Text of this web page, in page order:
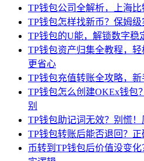
TP钱包公司全解析，上海
TP钱包怎样找新币？保姆
TP钱包的U能，解锁数字稳
TP钱包资产归集全教程，
更省心
TP钱包充值转账全攻略，
TP钱包怎么创建OKEx钱包
别
TP钱包助记词无效？别慌
TP钱包转账后能否退回？
币转到TP钱包后价值没变